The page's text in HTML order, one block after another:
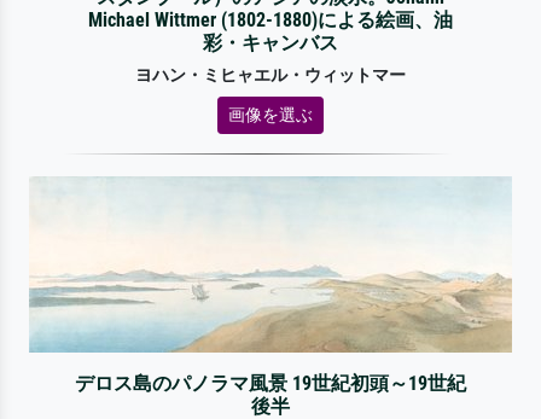
Michael Wittmer (1802-1880)による絵画、油
彩・キャンバス
ヨハン・ミヒャエル・ウィットマー
画像を選ぶ
デロス島のパノラマ風景 19世紀初頭～19世紀
後半